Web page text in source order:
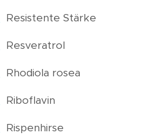
Resistente Stärke
Resveratrol
Rhodiola rosea
Riboflavin
Rispenhirse